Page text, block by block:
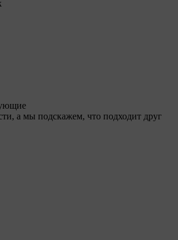
а мы подскажем, что подходит друг